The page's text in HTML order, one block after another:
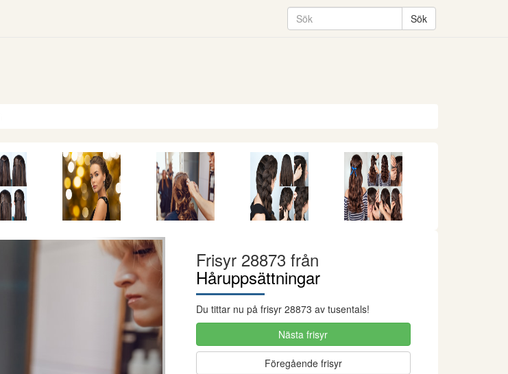
Frisyr 28873 från
Håruppsättningar
Du tittar nu på frisyr 28873 av tusentals!
Nästa frisyr
Föregående frisyr